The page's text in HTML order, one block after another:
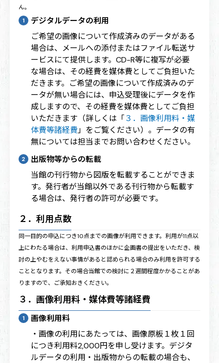
ん。
デジタルデータの利用
ご希望の画像について作成済みのデータがある
場合は、メールへの添付またはファイル転送サ
ービスにて提供します。CD-R等に複写が必要
な場合は、その経費を媒体費としてご負担いた
だきます。ご希望の画像について作成済みのデ
ータが無い場合には、申込受理後にデータを作
成しますので、その経費を媒体費としてご負担
いただきます（詳しくは「３．画像利用料・媒
体費等諸経費」をご覧ください）。データの有
無については担当までお問い合わせください。
出版物等からの転載
当館の刊行物から図版を転載することができま
す。発行者が当館以外である刊行物から転載す
る場合は、発行者の許可が必要です。
２．利用点数
同一目的の申込につき10点までの画像が利用できます。利用が11点以
上にわたる場合は、利用申込書のほかに企画書の提出をいただき、検
討の上やむをえない事情があると認められる場合のみ利用を許可する
こととなります。その場合当館での検討に２週間程度かかることがあ
りますので、ご承知おきください。
３．画像利用料・媒体費等諸経費
画像利用料
・画像の利用にあたっては、画像原板１枚１回
につき利用料2,000円を申し受けます。デジタ
ルデータの利用・出版物からの転載の場合も、